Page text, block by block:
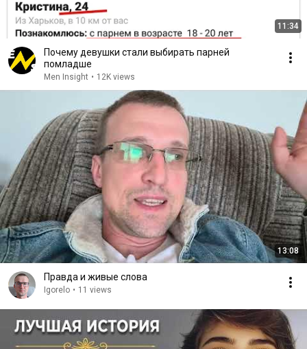
11:34
Почему девушки стали выбирать парней
помладше
Men Insight • 12K views
13:08
Правда и живые слова
Igorelo • 11 views